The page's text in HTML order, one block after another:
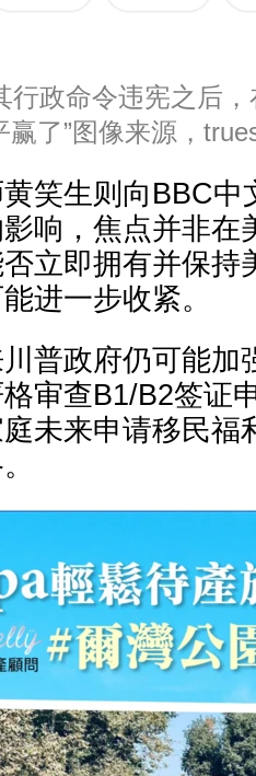
行政命令违宪之后
赢了”图像来源，
笑生则向BBC中
响，焦点并非在
否立即拥有并保
进一步收紧。
普政府仍可能加
审查B1/B2签证
未来申请移民福